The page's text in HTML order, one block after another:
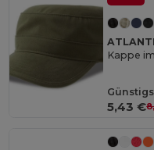
Kappe
5,43 €